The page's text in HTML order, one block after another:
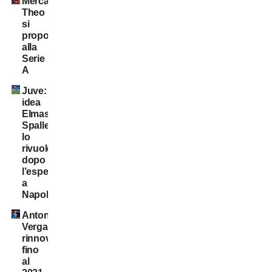
Theo
si
propone
alla
Serie
A
Juve:
idea
Elmas.
Spalletti
lo
rivuole
dopo
l’esperienza
a
Napoli
Antonio
Vergara,
rinnovo
fino
al